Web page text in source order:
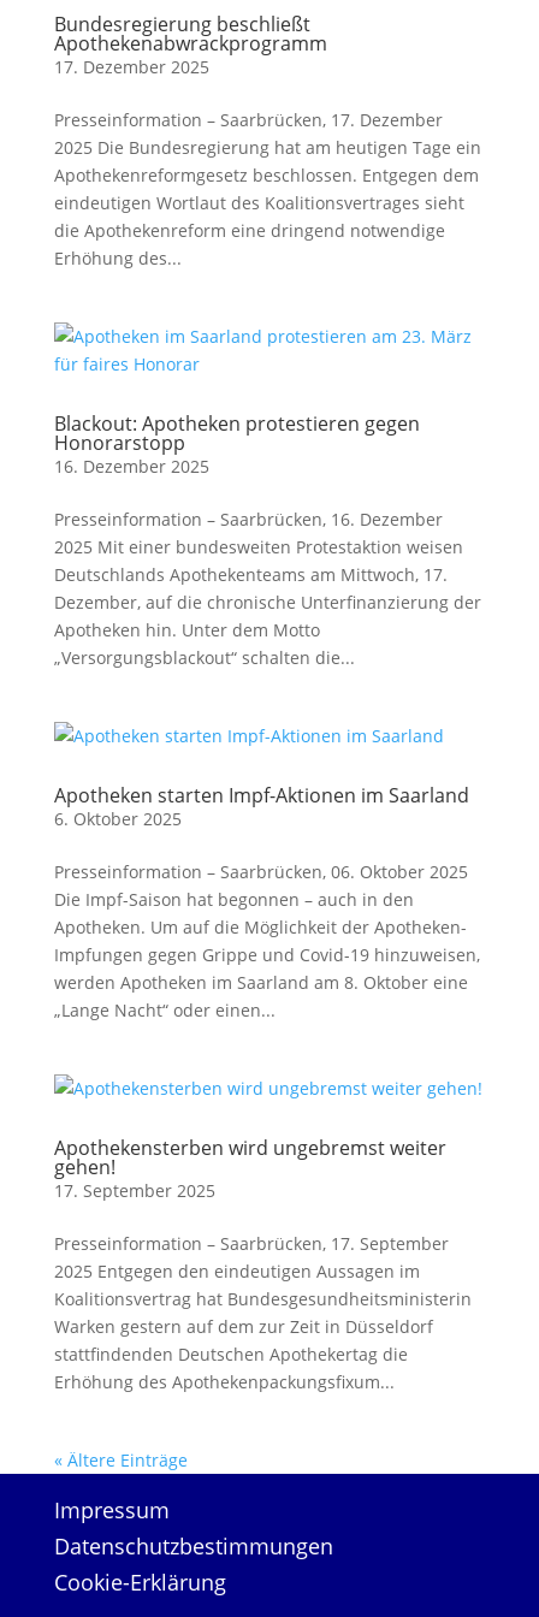
Bundesregierung beschließt
Apothekenabwrackprogramm
17. Dezember 2025
Presseinformation – Saarbrücken, 17. Dezember
2025 Die Bundesregierung hat am heutigen Tage ein
Apothekenreformgesetz beschlossen. Entgegen dem
eindeutigen Wortlaut des Koalitionsvertrages sieht
die Apothekenreform eine dringend notwendige
Erhöhung des...
Blackout: Apotheken protestieren gegen
Honorarstopp
16. Dezember 2025
Presseinformation – Saarbrücken, 16. Dezember
2025 Mit einer bundesweiten Protestaktion weisen
Deutschlands Apothekenteams am Mittwoch, 17.
Dezember, auf die chronische Unterfinanzierung der
Apotheken hin. Unter dem Motto
„Versorgungsblackout“ schalten die...
Apotheken starten Impf-Aktionen im Saarland
6. Oktober 2025
Presseinformation – Saarbrücken, 06. Oktober 2025
Die Impf-Saison hat begonnen – auch in den
Apotheken. Um auf die Möglichkeit der Apotheken-
Impfungen gegen Grippe und Covid-19 hinzuweisen,
werden Apotheken im Saarland am 8. Oktober eine
„Lange Nacht“ oder einen...
Apothekensterben wird ungebremst weiter
gehen!
17. September 2025
Presseinformation – Saarbrücken, 17. September
2025 Entgegen den eindeutigen Aussagen im
Koalitionsvertrag hat Bundesgesundheitsministerin
Warken gestern auf dem zur Zeit in Düsseldorf
stattfindenden Deutschen Apothekertag die
Erhöhung des Apothekenpackungsfixum...
« Ältere Einträge
Impressum
Datenschutzbestimmungen
Cookie-Erklärung